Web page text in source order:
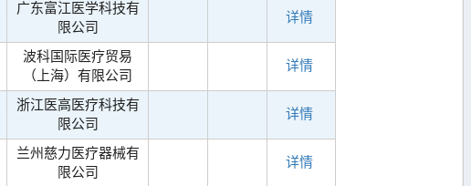
广东富江医学科技有
限公司
详情
波科国际医疗贸易
（上海）有限公司
详情
浙江医高医疗科技有
限公司
详情
兰州慈力医疗器械有
限公司
详情